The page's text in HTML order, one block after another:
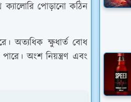
ক্যালোরি পোড়ানো কঠিন
অত্যধিক ক্ষুধার্ত বোধ
অংশ নিয়ন্ত্রণ এবং